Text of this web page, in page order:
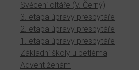
Svěcení oltáře (V. Černý)
3. etapa úpravy presbytáře
2. etapa úpravy presbytáře
1. etapa úpravy presbytáře
Základní školy u betléma
Advent ženám